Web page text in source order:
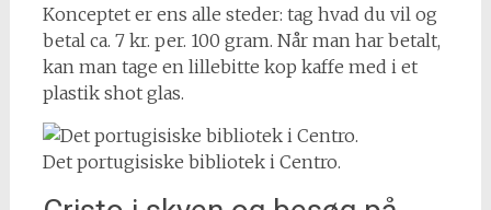
Konceptet er ens alle steder: tag hvad du vil og
betal ca. 7 kr. per. 100 gram. Når man har betalt,
kan man tage en lillebitte kop kaffe med i et
plastik shot glas.
Det portugisiske bibliotek i Centro.